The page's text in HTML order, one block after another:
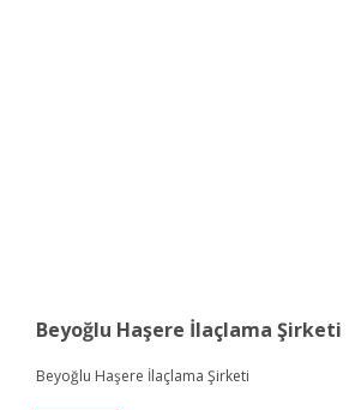
Beyoğlu Haşere İlaçlama Şirketi
Beyoğlu Haşere İlaçlama Şirketi